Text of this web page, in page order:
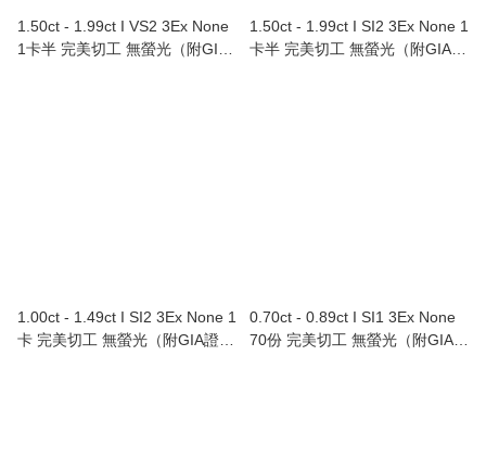
1.50ct - 1.99ct I VS2 3Ex None
1卡半 完美切工 無螢光（附GIA
1.50ct - 1.99ct I SI2 3Ex None 1
卡半 完美切工 無螢光（附GIA證
1.00ct - 1.49ct I SI2 3Ex None 1
卡 完美切工 無螢光（附GIA證
0.70ct - 0.89ct I SI1 3Ex None
70份 完美切工 無螢光（附GIA證